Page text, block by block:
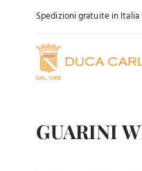
contenuto
Spedizioni gratuite in
GUARINI